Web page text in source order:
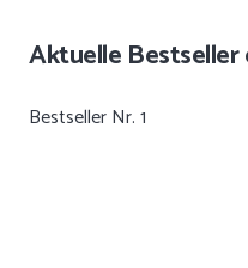
Aktuelle
Bestseller Nr. 1